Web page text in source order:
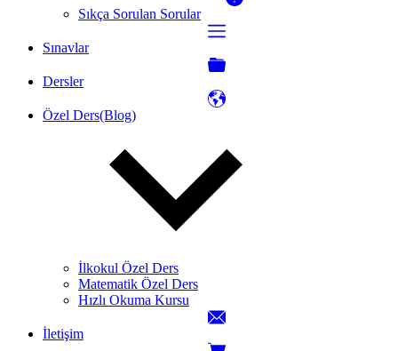
Sıkça Sorulan Sorular
Sınavlar
Dersler
Özel Ders(Blog)
İlkokul Özel Ders
Matematik Özel Ders
Hızlı Okuma Kursu
İletişim